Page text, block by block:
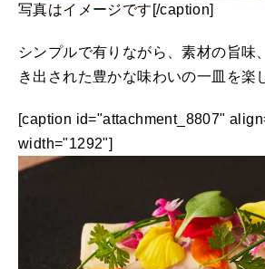
写真はイメージです[/caption]
シンプルで有りながら、素材の旨味
き出された豊かな味わいの一皿を楽
[caption id="attachment_8807"
width="1292"]